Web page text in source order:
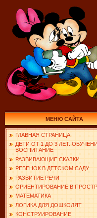
МЕНЮ САЙТА
ГЛАВНАЯ СТРАНИЦА
ДЕТИ ОТ 1 ДО 3 ЛЕТ.
ВОСПИТАНИЕ
РАЗВИВАЮЩИЕ СКАЗКИ
РЕБЕНОК В ДЕТСКОМ САДУ
РАЗВИТИЕ РЕЧИ
ОРИЕНТИРОВАНИЕ В
МАТЕМАТИКА
ЛОГИКА ДЛЯ ДОШКОЛЯТ
КОНСТРУИРОВАНИЕ